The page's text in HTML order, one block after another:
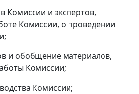
Комиссии и экспертов,
Комиссии, о проведении
и обобщение материалов,
Комиссии;
Комиссии;